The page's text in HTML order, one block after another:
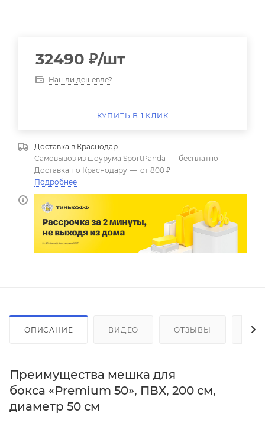
32490 ₽/шт
Нашли дешевле?
КУПИТЬ В 1 КЛИК
Доставка в Краснодар
Самовывоз из шоурума SportPanda — бесплатно
Доставка по Краснодару — от 800 ₽
Подробнее
ОПИСАНИЕ ВИДЕО ОТЗЫВЫ
Преимущества мешка для
бокса «Premium 50», ПВХ, 200 см,
диаметр 50 см